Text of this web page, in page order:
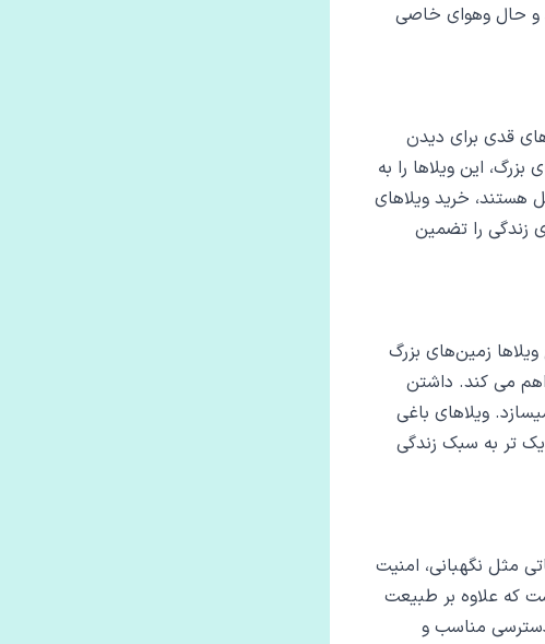
و حال‌ وهوای خاصی
قدی برای دیدن
این ویلاها را به
هستند، خرید ویلاهای
زندگی را تضمین
زمین‌های بزرگ
می ‌کند. داشتن
ویلاهای باغی
تر به سبک زندگی
مثل نگهبانی، امنیت
که علاوه بر طبیعت
مناسب و